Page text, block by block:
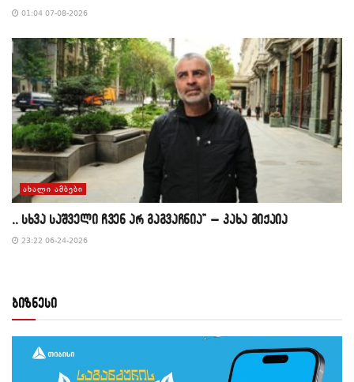
01:04 07-08-2026
ᲐᲮᲐᲚᲘ ᲐᲛᲑᲔᲑᲘ
,, სხვა საშველი ჩვენ არ გაგვაჩნია” – კახა მიქაია
23:22 06-24-2026
ბიზნესი